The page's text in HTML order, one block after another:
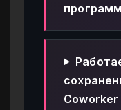
Coworker